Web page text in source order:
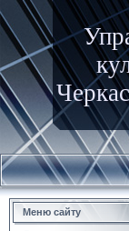
Меню сайту